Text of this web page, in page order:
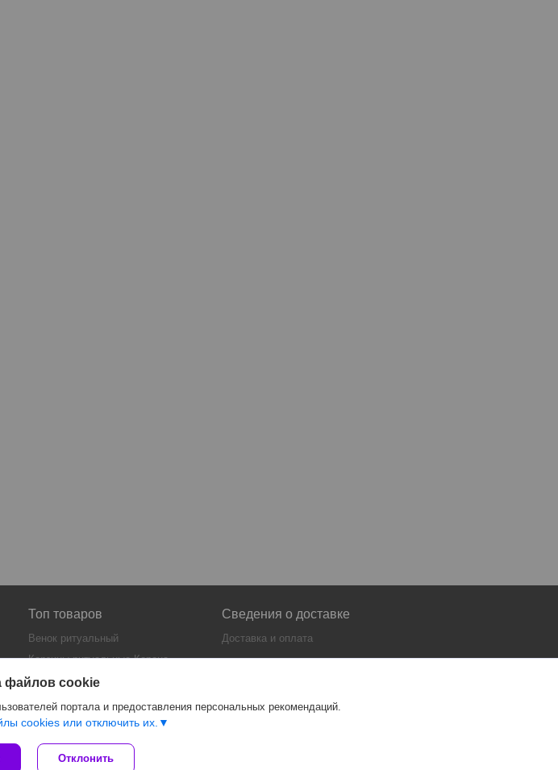
Топ товаров
Венок ритуальный
Корзины ритуальные Корона
Ритуальная искусственная
Гроб Элит
Сведения о доставке
Доставка и оплата
платформе Deal.by
файлов cookie
портала и предоставления персональных рекомендаций.
cookies или отключить их.
Отклонить